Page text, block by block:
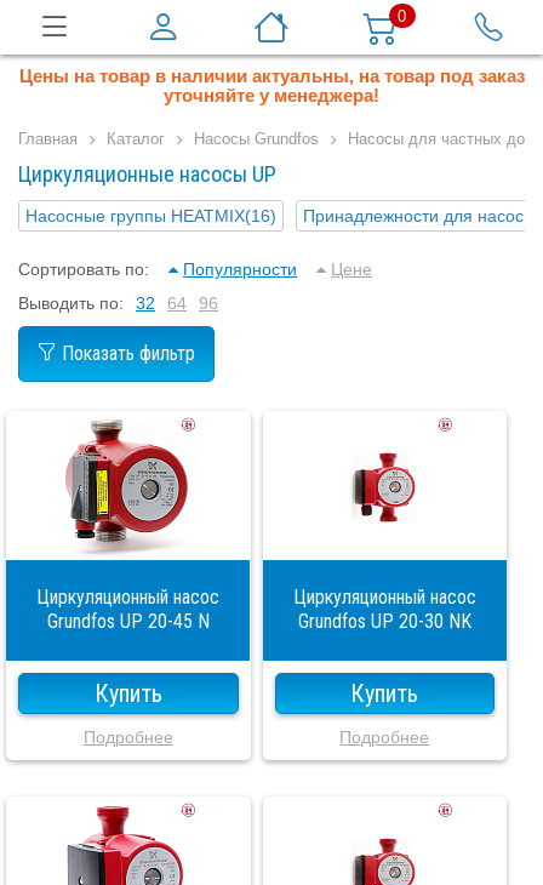
0
Цены на товар в наличии актуальны, на товар под заказ
уточняйте у менеджера!
Главная Каталог Насосы Grundfos Насосы для частных
Циркуляционные насосы UP
Насосные группы HEATMIX(16) Принадлежности для
Сортировать по: Популярности
Цене
Выводить по:
32 64 96
Показать фильтр
Циркуляционный насос
Grundfos UP 20-45 N
Купить
Подробнее
Циркуляционный насос
Grundfos UP 20-30 NK
Купить
Подробнее